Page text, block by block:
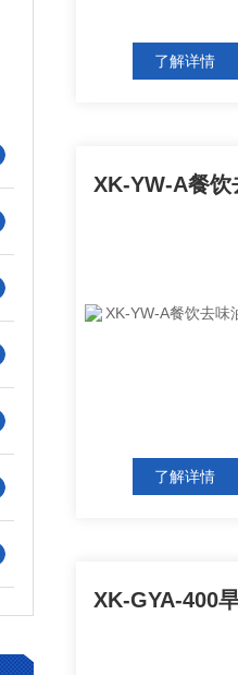
了解详情
了解详情